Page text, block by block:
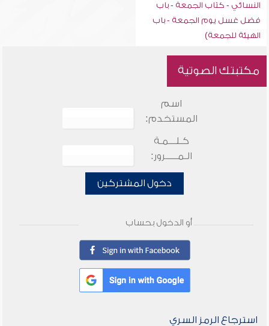
النسائي - كتاب الجمعة - باب
فضل غسل يوم الجمعة - باب
الهيئة للجمعة)
مكتبتك الصوتية
اسم
المستخدم:
كـلـــمـة
الـمـــــرور:
دخول المشتركين
أو الدخول بحساب
استرجاع الرمز السري